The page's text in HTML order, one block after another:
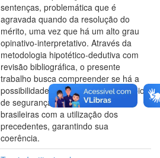
sentenças, problemática que é
agravada quando da resolução do
mérito, uma vez que há um alto grau
opinativo-interpretativo. Através da
metodologia hipotético-dedutiva com
revisão bibliográfica, o presente
trabalho busca compreender se há a
possibilidade de construir um princípio
de segurança jurídica nas cortes
brasileiras com a utilização dos
precedentes, garantindo sua
coerência.